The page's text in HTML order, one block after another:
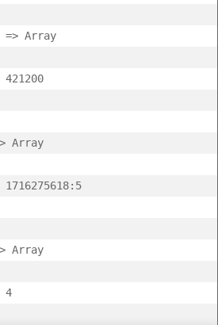
=> Array
421200
Array
1716275618:5
Array
4